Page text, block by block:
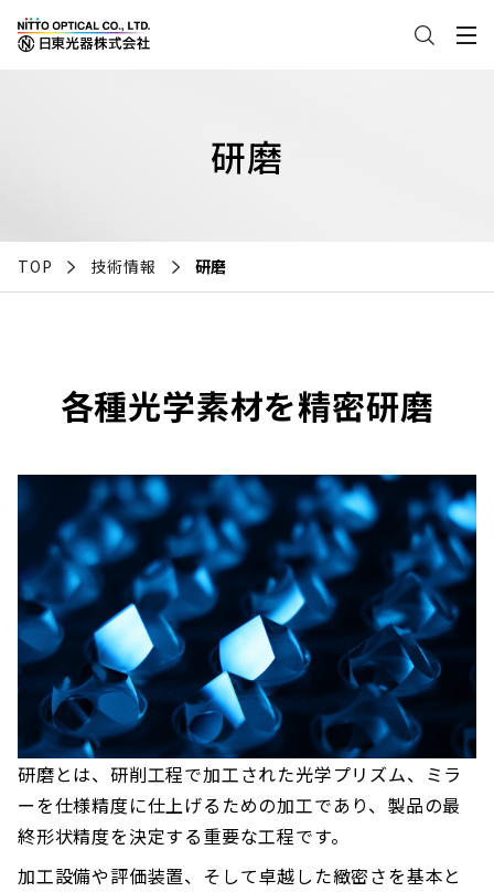
研磨
TOP 技術情報 研磨
各種光学素材を精密研磨
研磨とは、研削工程で加工された光学プリズム、ミラ
ーを仕様精度に仕上げるための加工であり、製品の最
終形状精度を決定する重要な工程です。
加工設備や評価装置、そして卓越した緻密さを基本と